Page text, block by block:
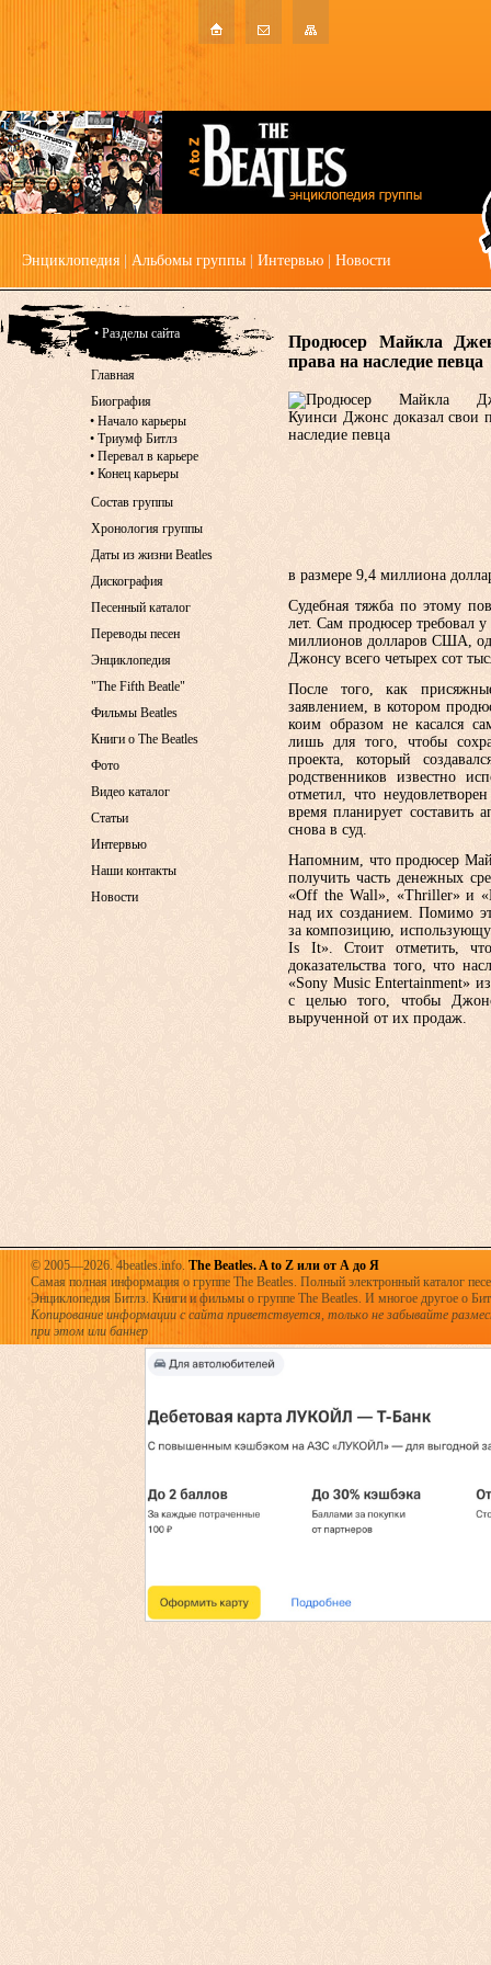
Энциклопедия Альбомы группы Интервью Новости
Продюсер Майкла
права на наследие певца
в размере 9,4 миллиона
Судебная тяжба по этому
лет. Сам продюсер требовал
миллионов долларов США,
Джонсу всего четырех сот
После того, как
заявлением, в котором
коим образом не касался
лишь для того, чтобы
проекта, который
родственников известно
отметил, что
время планирует составить
снова в суд.
Напомним, что продюсер
получить часть денежных
«Off the Wall», «Thriller» и
над их созданием. Помимо
за композицию,
Is It». Стоит отметить,
доказательства того, что
«Sony Music Entertainment»
с целью того, чтобы
вырученной от их продаж.
• Разделы сайта
Главная
Биография
• Начало карьеры
• Триумф Битлз
• Перевал в карьере
• Конец карьеры
Состав группы
Хронология группы
Даты из жизни Beatles
Дискография
Песенный каталог
Переводы песен
Энциклопедия
"The Fifth Beatle"
Фильмы Beatles
Книги о The Beatles
Фото
Видео каталог
Статьи
Интервью
Наши контакты
Новости
© 2005—2026. 4beatles.info. The Beatles. A to Z или от А до Я
Самая полная информация о группе The Beatles. Полный электронный каталог
Энциклопедия Битлз. Книги и фильмы о группе The Beatles. И многое другое о
Копирование информации с сайта приветствуется, только не забывайте
при этом или баннер